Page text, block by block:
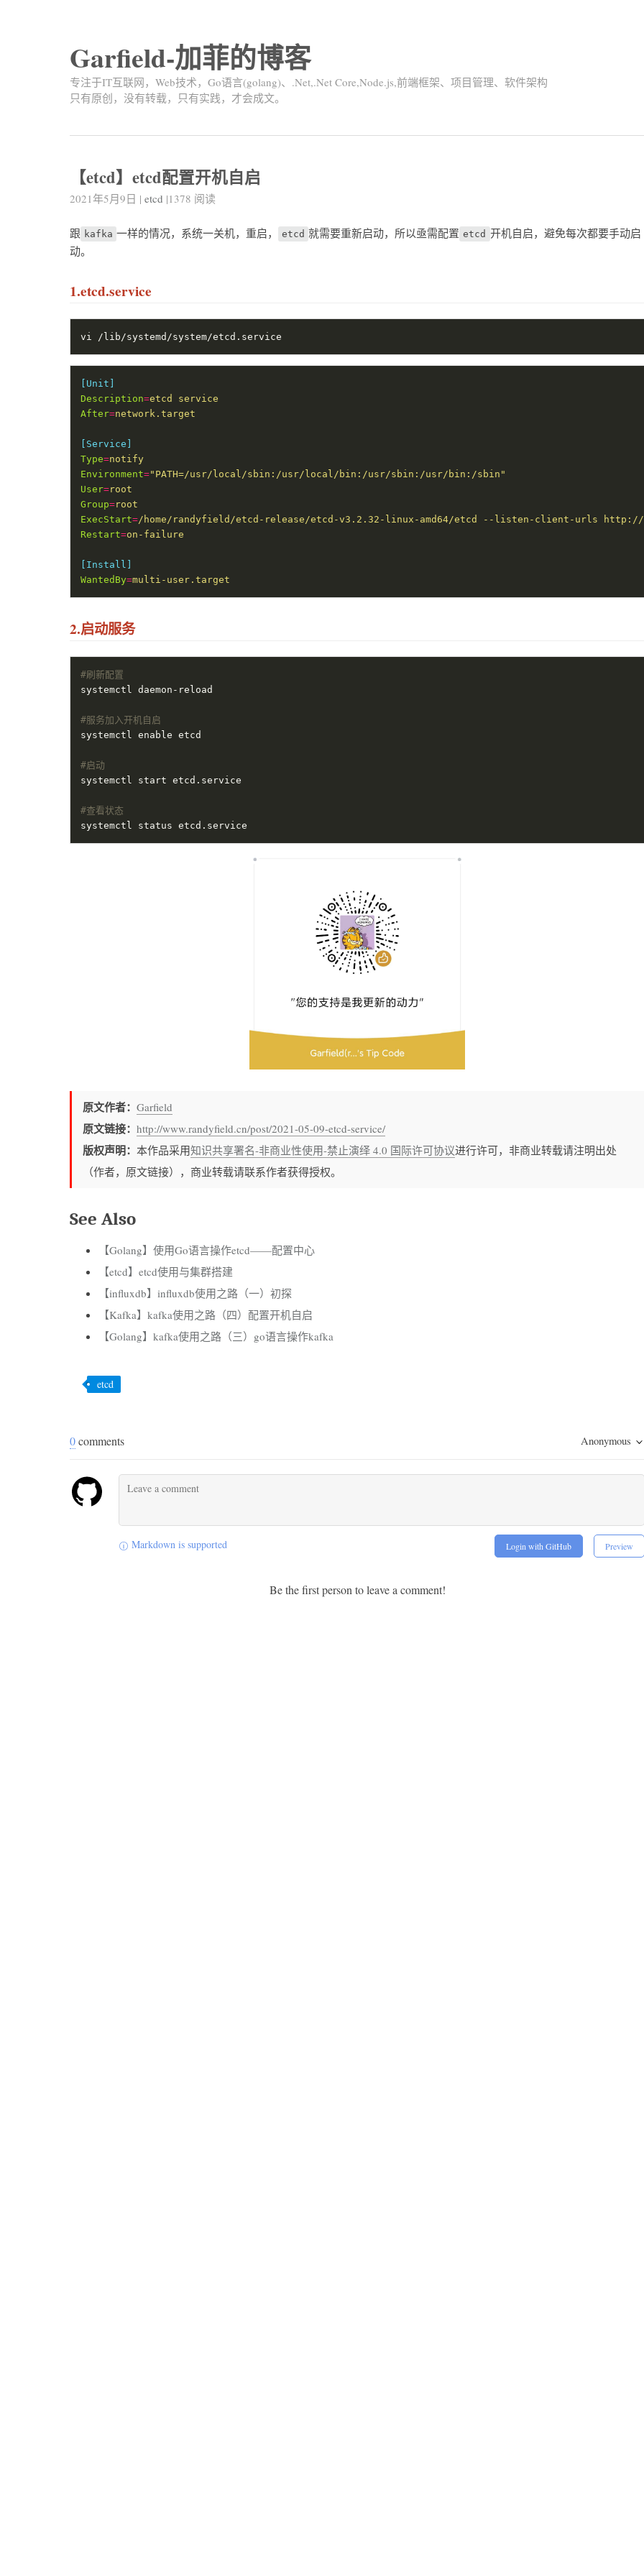
Garfield-加菲的博客
专注于IT互联网，Web技术，Go语言(golang)、.Net,.Net Core,Node.js,前端框架、项目管理、软件架构
只有原创，没有转载，只有实践，才会成文。
【etcd】etcd配置开机自启
2021年5月9日 | etcd |1378 阅读
跟 kafka 一样的情况，系统一关机，重启， etcd 就需要重新启动，所以亟需配置 etcd 开机自启，避免每次都要手动启
动。
1.etcd.service
[Unit]
Description=etcd service
After=network.target
[Service]
Type=notify
Environment="PATH=/usr/local/sbin:/usr/local/bin:/usr/sbin:/usr/bin:/sbin"
User=root
Group=root
ExecStart=/home/randyfield/etcd-release/etcd-v3.2.32-linux-amd64/etcd --listen-client-urls
Restart=on-failure
[Install]
WantedBy=multi-user.target
2.启动服务
#刷新配置
#服务加入开机自启
#启动
#查看状态
原文作者： Garfield
原文链接： http://www.randyfield.cn/post/2021-05-09-etcd-service/
版权声明： 本作品采用知识共享署名-非商业性使用-禁止演绎 4.0 国际许可协议进行许可，非商业转载请注明出处
（作者，原文链接），商业转载请联系作者获得授权。
See Also
【Golang】使用Go语言操作etcd——配置中心
【etcd】etcd使用与集群搭建
【influxdb】influxdb使用之路（一）初探
【Kafka】kafka使用之路（四）配置开机自启
【Golang】kafka使用之路（三）go语言操作kafka
etcd
0comments Anonymous
Markdown is supported Preview
Login with GitHub
Be the first person to leave a comment!